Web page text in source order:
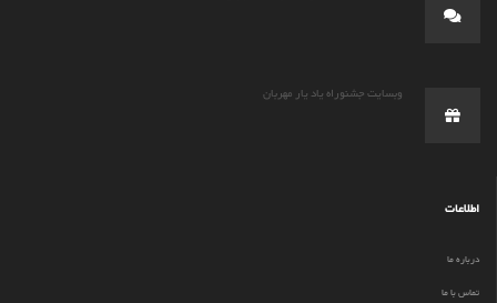
وبسایت جشنوراه یاد یار مهربان
اطلاعات
درباره ما
تماس با ما